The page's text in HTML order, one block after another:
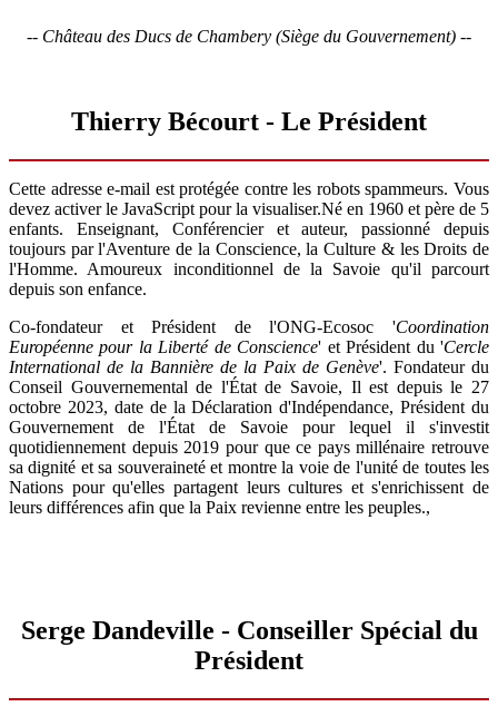
-- Château des Ducs de Chambery (Siège du Gouvernement) --
Thierry Bécourt - Le Président
Cette adresse e-mail est protégée contre les robots spammeurs. Vous
devez activer le JavaScript pour la visualiser.Né en 1960 et père de 5
enfants. Enseignant, Conférencier et auteur, passionné depuis
toujours par l'Aventure de la Conscience, la Culture & les Droits de
l'Homme. Amoureux inconditionnel de la Savoie qu'il parcourt
depuis son enfance.
Co-fondateur et Président de l'ONG-Ecosoc 'Coordination
Européenne pour la Liberté de Conscience' et Président du 'Cercle
International de la Bannière de la Paix de Genève'. Fondateur du
Conseil Gouvernemental de l'État de Savoie, Il est depuis le 27
octobre 2023, date de la Déclaration d'Indépendance, Président du
Gouvernement de l'État de Savoie pour lequel il s'investit
quotidiennement depuis 2019 pour que ce pays millénaire retrouve
sa dignité et sa souveraineté et montre la voie de l'unité de toutes les
Nations pour qu'elles partagent leurs cultures et s'enrichissent de
leurs différences afin que la Paix revienne entre les peuples.,
Serge Dandeville - Conseiller Spécial du
Président